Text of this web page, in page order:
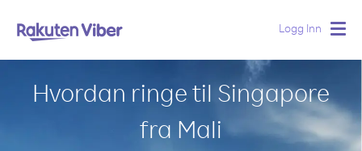
Logg Inn
Hvordan ringe til Singapore
fra Mali